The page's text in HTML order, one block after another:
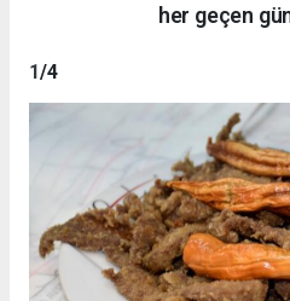
her geçen
1/4